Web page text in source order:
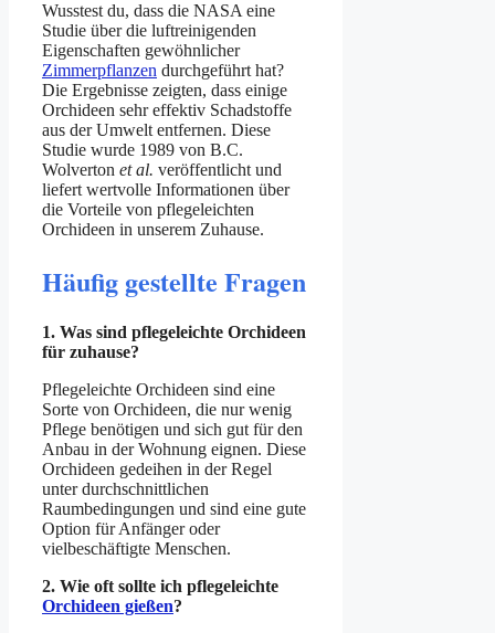
Wusstest du, dass die NASA eine
Studie über die luftreinigenden
Eigenschaften gewöhnlicher
Zimmerpflanzen durchgeführt hat?
Die Ergebnisse zeigten, dass einige
Orchideen sehr effektiv Schadstoffe
aus der Umwelt entfernen. Diese
Studie wurde 1989 von B.C.
Wolverton et al. veröffentlicht und
liefert wertvolle Informationen über
die Vorteile von pflegeleichten
Orchideen in unserem Zuhause.
Häufig gestellte Fragen
1. Was sind pflegeleichte Orchideen
für zuhause?
Pflegeleichte Orchideen sind eine
Sorte von Orchideen, die nur wenig
Pflege benötigen und sich gut für den
Anbau in der Wohnung eignen. Diese
Orchideen gedeihen in der Regel
unter durchschnittlichen
Raumbedingungen und sind eine gute
Option für Anfänger oder
vielbeschäftigte Menschen.
2. Wie oft sollte ich pflegeleichte
Orchideen gießen?